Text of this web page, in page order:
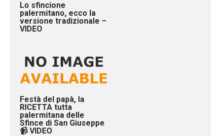
Lo sfincione
palermitano, ecco la
versione tradizionale –
VIDEO
Festà del papà, la
RICETTA tutta
palermitana delle
Sfince di San Giuseppe
📹 VIDEO